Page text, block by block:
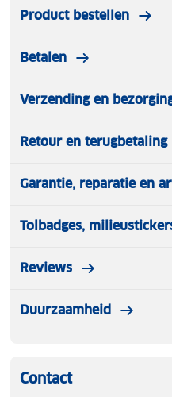
Product bestellen
Betalen
Verzending en
Retour en terugbetaling
Garantie, reparatie en
Tolbadges,
Reviews
Duurzaamheid
Contact